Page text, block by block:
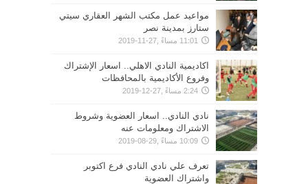
مواعيد عمل مكتب الشهر العقاري سيتي
ستارز بمدينة نصر
11:01 مساءً ,27-11-2019
اكاديمية النادي الاهلي.. اسعار الإشتراك
وفروع الأكاديمية بالمحافظات
2:24 مساءً ,27-12-2019
نادي النادي.. اسعار العضوية وشروط
الاشتراك ومعلومات عنه
10:09 مساءً ,29-08-2019
تعرف علي نادي النادي فرع اكتوبر
واشتراك العضوية